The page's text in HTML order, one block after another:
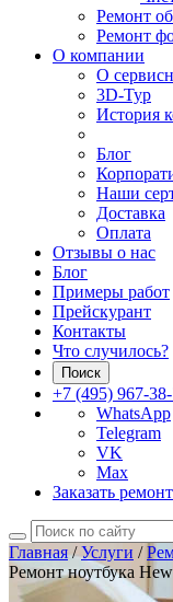
Ремонт
Ремонт
О компании
О
3D-Тур
История
Блог
Наши
Доставка
Оплата
Отзывы о нас
Блог
Примеры работ
Прейскурант
Контакты
Что случилось?
Поиск
+7 (495) 967-
WhatsApp
Telegram
VK
Max
Заказать ремонт
Главная/Услуги /
Ремонт ноутбука